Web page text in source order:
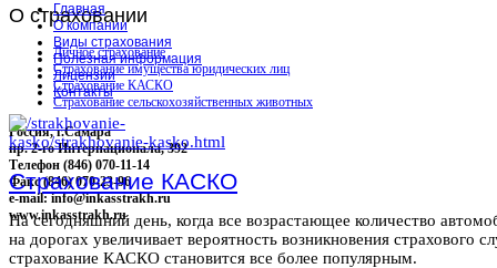
О страховании
Личное страхование
Страхование имущества юридических лиц
Страхование КАСКО
Страхование сельскохозяйственных животных
Россия, г.Самара
пр. 2-го Интернационала, 392
Телефон (846) 070-11-14
Факс (846) 070-23-96
e-mail: info@inkasstrakh.ru
www.inkasstrakh.ru
Главная
О компании
Виды страхования
Полезная информация
Лицензии
Контакты
Страхование КАСКО
На сегодняшний день, когда все возрастающее количество
на дорогах увеличивает вероятность возникновения страхового
страхование КАСКО становится все более популярным.